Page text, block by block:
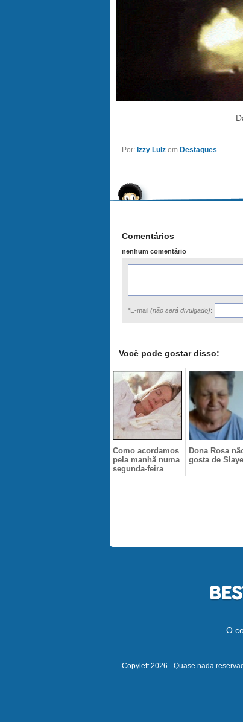
Por: Izzy Lulz em Destaques
Comentários
nenhum comentário
*E-mail (não será divulgado):
Você pode gostar disso:
Como acordamos
pela manhã numa
segunda-feira
Dona Rosa
gosta de
O
Copyleft 2026 - Quase nada